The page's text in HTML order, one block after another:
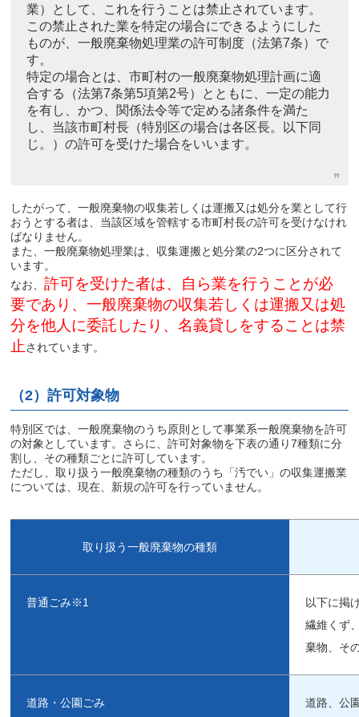
業）として、これを行うことは禁止されています。
この禁止された業を特定の場合にできるようにした
ものが、一般廃棄物処理業の許可制度（法第7条）で
す。
特定の場合とは、市町村の一般廃棄物処理計画に適
合する（法第7条第5項第2号）とともに、一定の能力
を有し、かつ、関係法令等で定める諸条件を満た
し、当該市町村長（特別区の場合は各区長。以下同
じ。）の許可を受けた場合をいいます。
したがって、一般廃棄物の収集若しくは運搬又は処分を業として行
おうとする者は、当該区域を管轄する市町村長の許可を受けなけれ
ばなりません。
また、一般廃棄物処理業は、収集運搬と処分業の2つに区分されて
います。
なお、許可を受けた者は、自ら業を行うことが必
要であり、一般廃棄物の収集若しくは運搬又は処
分を他人に委託したり、名義貸しをすることは禁
止されています。
（2）許可対象物
特別区では、一般廃棄物のうち原則として事業系一般廃棄物を許可
の対象としています。さらに、許可対象物を下表の通り7種類に分
割し、その種類ごとに許可しています。
ただし、取り扱う一般廃棄物の種類のうち「汚でい」の収集運搬業
については、現在、新規の許可を行っていません。
取り扱う一般廃棄物の種類
普通ごみ※1
以下に掲
繊維くず
棄物、そ
道路・公園ごみ
道路、公